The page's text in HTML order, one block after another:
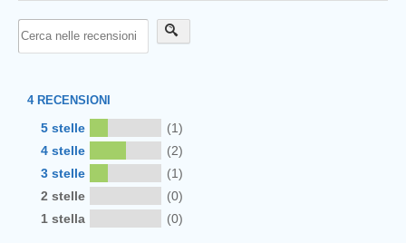
4RECENSIONI
5 stelle
(1)
4 stelle
(2)
3 stelle
(1)
2 stelle
(0)
1 stella
(0)